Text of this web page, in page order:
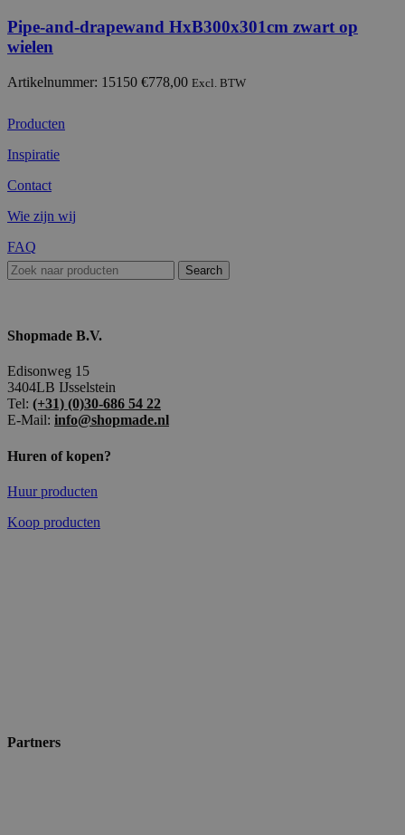
Pipe-and-drapewand HxB300x301cm zwart op
wielen
Artikelnummer: 15150 €778,00 Excl. BTW
Producten
Inspiratie
Contact
Wie zijn wij
FAQ
Search
Shopmade B.V.
Edisonweg 15
3404LB IJsselstein
Tel: (+31) (0)30-686 54 22
E-Mail: info@shopmade.nl
Huren of kopen?
Huur producten
Koop producten
Partners